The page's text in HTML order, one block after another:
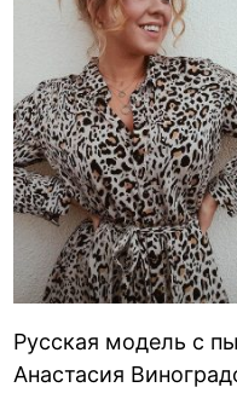
Русская модель с
Анастасия